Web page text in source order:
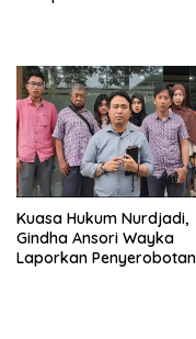
Kuasa Hukum Nurdjadi,
Gindha Ansori Wayka
Laporkan Penyerobotan